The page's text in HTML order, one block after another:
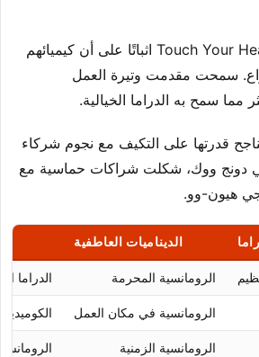
كان لم شملهم في Touch Your Heart اثباتًا على أن كيميائهم
سمحت مقدمت وتيرة العمل
سمح به الدراما الخيالية.
قدرتها على التكيف مع نجوم شركاء
دونج ووك، شكلت شراكات حماسية مع
هيون-وو.
الديناميات العاطفية
الرومانسية المحرمة الدراما
الرومانسية في مكان العمل
الرومانسية الزمنية